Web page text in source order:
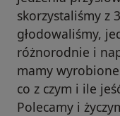
skorzystaliśmy z
głodowaliśmy,
różnorodnie i
mamy
co z czym i ile
Polecamy i